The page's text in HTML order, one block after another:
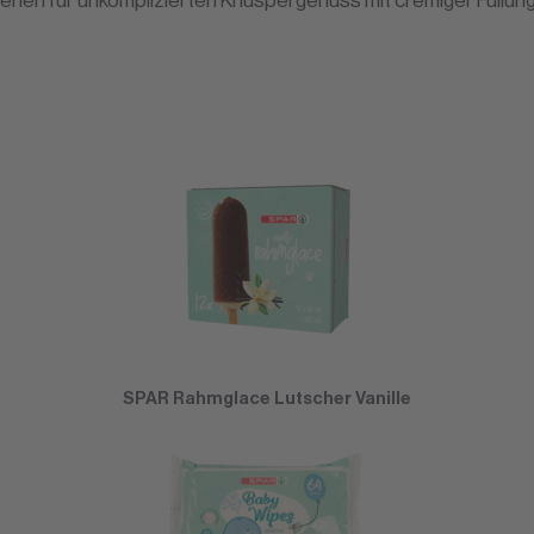
SPAR Rahmglace Lutscher Vanille